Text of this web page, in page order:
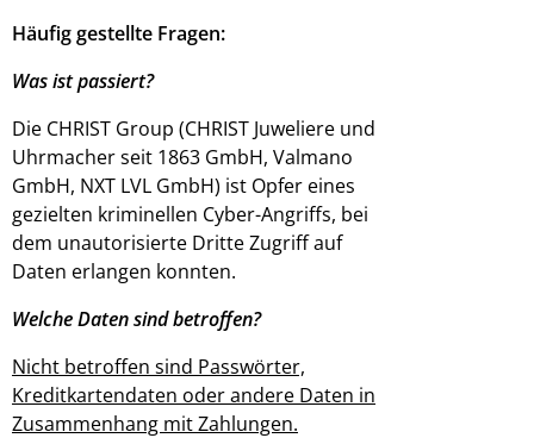
Häufig gestellte Fragen:
Was ist passiert?
Die CHRIST Group (CHRIST Juweliere und
Uhrmacher seit 1863 GmbH, Valmano
GmbH, NXT LVL GmbH) ist Opfer eines
gezielten kriminellen Cyber-Angriffs, bei
dem unautorisierte Dritte Zugriff auf
Daten erlangen konnten.
Welche Daten sind betroffen?
Nicht betroffen sind Passwörter,
Kreditkartendaten oder andere Daten in
Zusammenhang mit Zahlungen.